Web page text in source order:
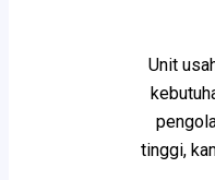
Unit
tinggi,